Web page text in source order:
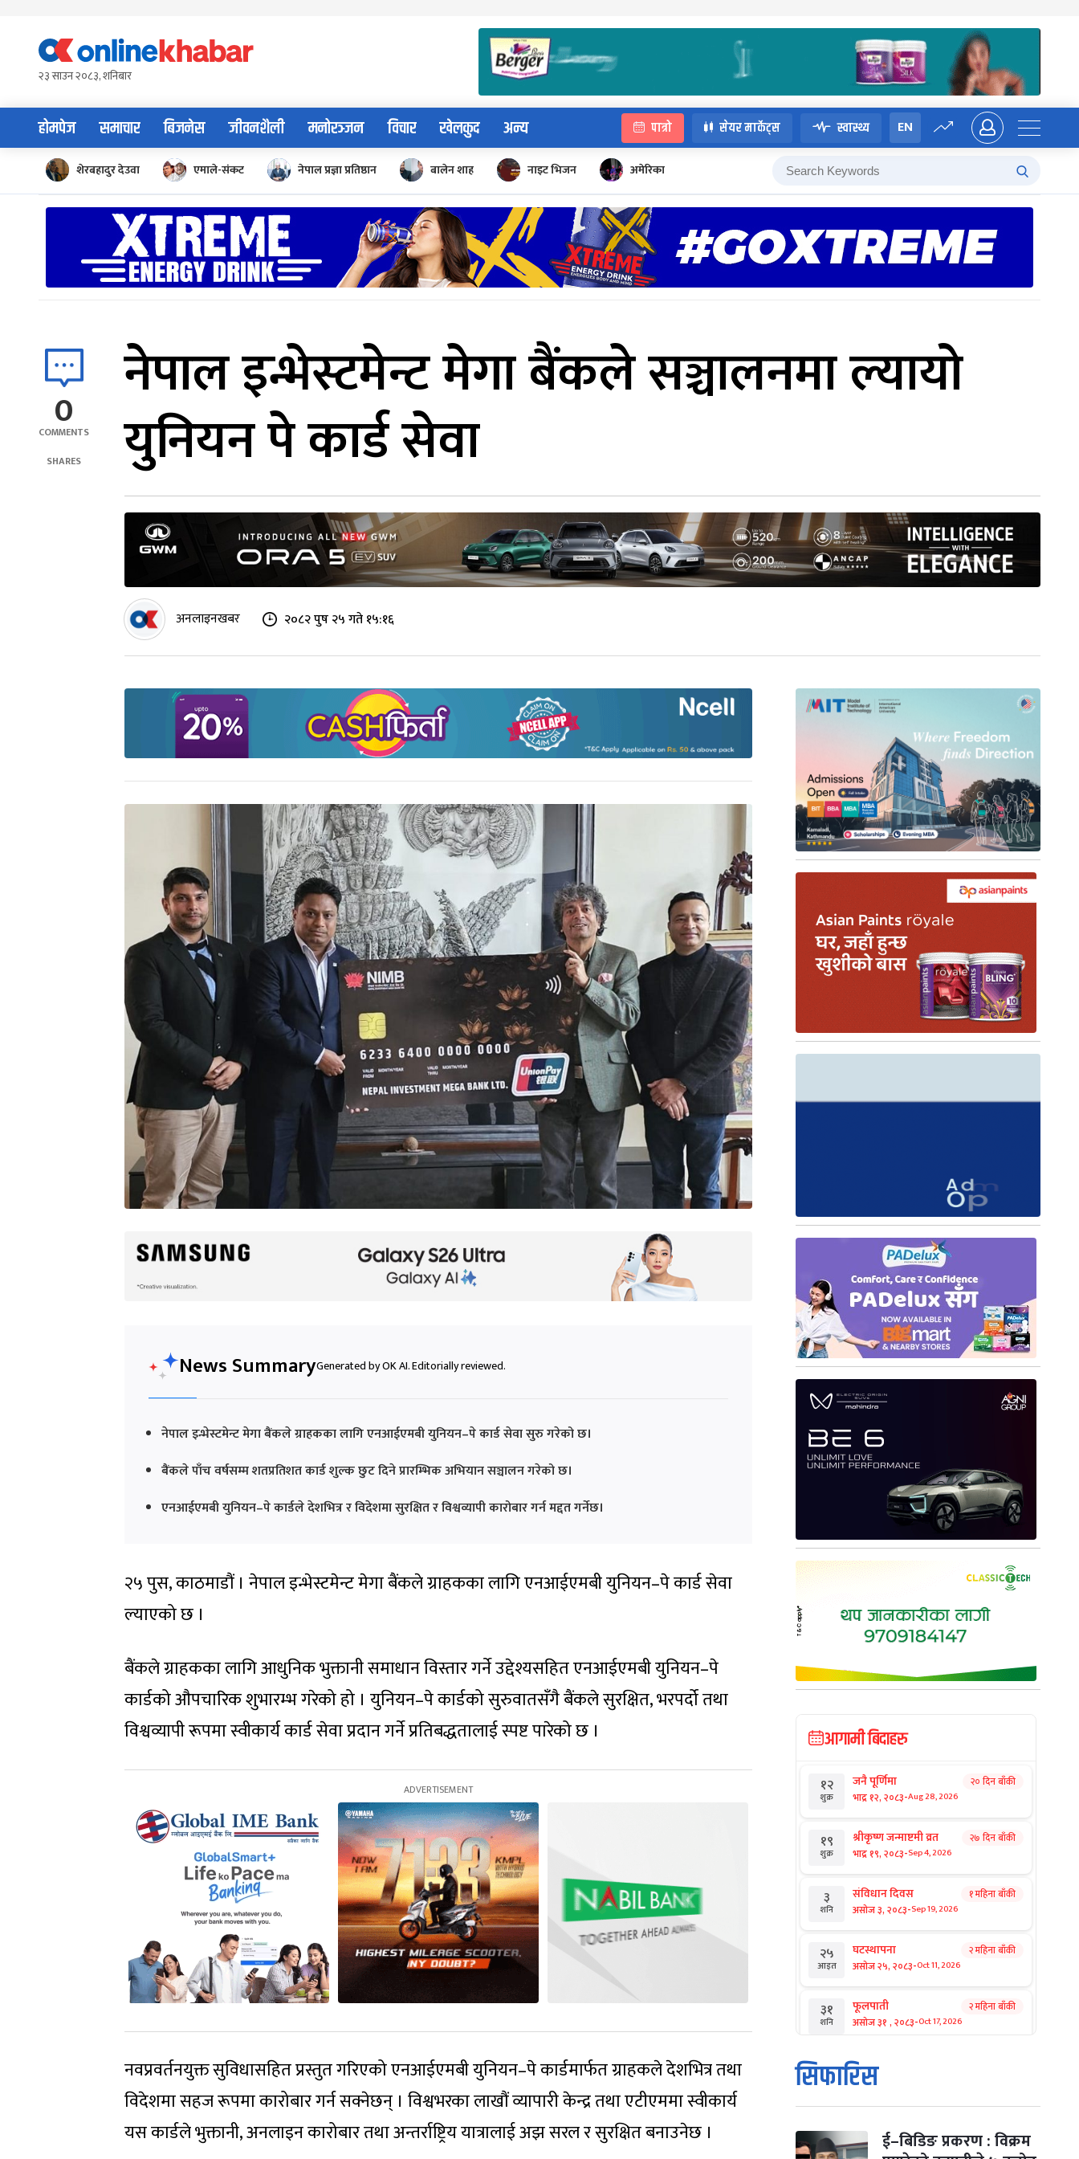
content२३ साउन २०८३, शनिबार
होमपेज समाचार बिजनेस जीवनशैली मनोरञ्जन विचार खेलकुद अन्य पात्रो सेयर मार्केट्स स्वास्थ्य EN
शेरबहादुर देउवा एमाले-संकट नेपाल प्रज्ञा प्रतिष्ठान बालेन शाह नाइट भिजन अमेरिका
0
COMMENTS
SHARES
नेपाल इन्भेस्टमेन्ट मेगा बैंकले सञ्चालनमा ल्यायो
युनियन पे कार्ड सेवा
अनलाइनखबर २०८२ पुष २५ गते १५:१६
News SummaryGenerated by OK AI. Editorially reviewed.
नेपाल इन्भेस्टमेन्ट मेगा बैंकले ग्राहकका लागि एनआईएमबी युनियन–पे कार्ड सेवा सुरु गरेको छ।
बैंकले पाँच वर्षसम्म शतप्रतिशत कार्ड शुल्क छुट दिने प्रारम्भिक अभियान सञ्चालन गरेको छ।
एनआईएमबी युनियन–पे कार्डले देशभित्र र विदेशमा सुरक्षित र विश्वव्यापी कारोबार गर्न मद्दत गर्नेछ।
२५ पुस, काठमाडौं । नेपाल इन्भेस्टमेन्ट मेगा बैंकले ग्राहकका लागि एनआईएमबी युनियन–पे कार्ड सेवा
ल्याएको छ ।
बैंकले ग्राहकका लागि आधुनिक भुक्तानी समाधान विस्तार गर्ने उद्देश्यसहित एनआईएमबी युनियन–पे
कार्डको औपचारिक शुभारम्भ गरेको हो । युनियन–पे कार्डको सुरुवातसँगै बैंकले सुरक्षित, भरपर्दो तथा
विश्वव्यापी रूपमा स्वीकार्य कार्ड सेवा प्रदान गर्ने प्रतिबद्धतालाई स्पष्ट पारेको छ ।
नवप्रवर्तनयुक्त सुविधासहित प्रस्तुत गरिएको एनआईएमबी युनियन–पे कार्डमार्फत ग्राहकले देशभित्र तथा
विदेशमा सहज रूपमा कारोबार गर्न सक्नेछन् । विश्वभरका लाखौं व्यापारी केन्द्र तथा एटीएममा स्वीकार्य
यस कार्डले भुक्तानी, अनलाइन कारोबार तथा अन्तर्राष्ट्रिय यात्रालाई अझ सरल र सुरक्षित बनाउनेछ ।
आगामी बिदाहरु
१२
शुक्र
जनै पूर्णिमा
भाद्र १२, २०८३-Aug 28, 2026
२० दिन बाँकी
१९
शुक्र
श्रीकृष्ण जन्माष्टमी व्रत
भाद्र १९, २०८३-Sep 4, 2026
२७ दिन बाँकी
३
शनि
संविधान दिवस
असोज ३, २०८३-Sep 19, 2026
१ महिना बाँकी
२५
आइत
घटस्थापना
असोज २५, २०८३-Oct 11, 2026
२ महिना बाँकी
३१
शनि
फूलपाती
असोज ३१ , २०८३-Oct 17, 2026
२ महिना बाँकी
१
आइत
कार्तिक सङ्क्रान्ति
कार्तिक १, २०८३
मंगल कार्तिक ३, २०८३-Oct 20, 2026
सिफारिस
ई–बिडिङ प्रकरण : विक्रम